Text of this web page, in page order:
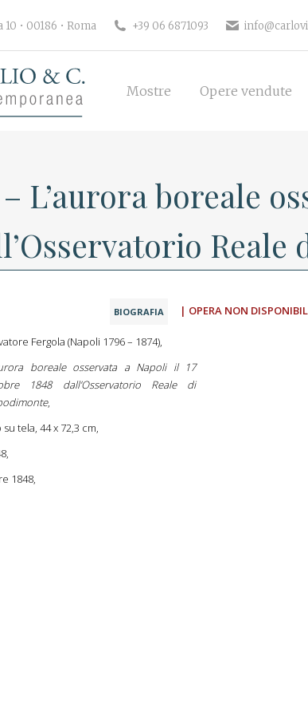
10 • 00186 • Roma +39 06 6871093
Mostre Opere vendute
L’aurora boreale
BIOGRAFIA | OPERA NON
Fergola (Napoli 1796 – 1874),
boreale osservata a Napoli il 17
1848 dall’Osservatorio Reale di
,
su tela, 44 x 72,3 cm,
1848,